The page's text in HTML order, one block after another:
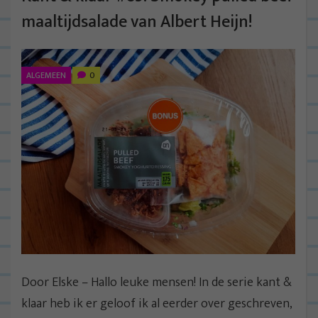
maaltijdsalade van Albert Heijn!
ALGEMEEN 0
Door Elske – Hallo leuke mensen! In de serie kant &
klaar heb ik er geloof ik al eerder over geschreven,